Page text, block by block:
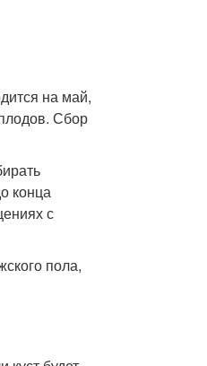
на май,
Сбор
конца
с
пола,